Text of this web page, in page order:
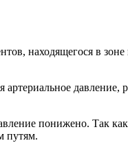
находящегося в
давление,
понижено. Так
путям.